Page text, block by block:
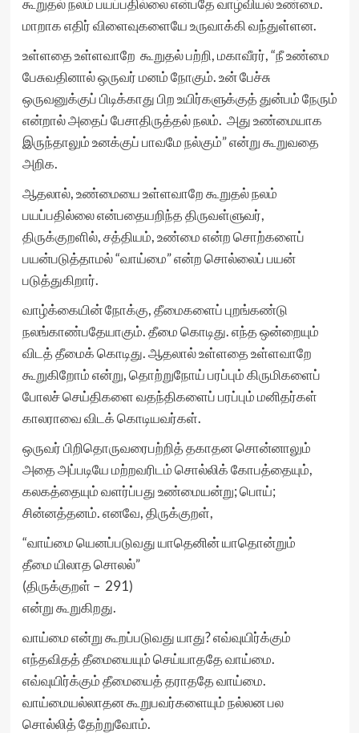
கூறுதல் நலம் பயப்பதில்லை என்பதே வாழ்வியல் உண்மை.
மாறாக எதிர் விளைவுகளையே உருவாக்கி வந்துள்ளன.
உள்ளதை உள்ளவாறே கூறுதல் பற்றி, மகாவீரர், “நீ உண்மை
பேசுவதினால் ஒருவர் மனம் நோகும். உன் பேச்சு
ஒருவனுக்குப் பிடிக்காது பிற உயிர்களுக்குத் துன்பம் நேரும்
என்றால் அதைப் பேசாதிருத்தல் நலம். அது உண்மையாக
இருந்தாலும் உனக்குப் பாவமே நல்கும்” என்று கூறுவதை
அறிக.
ஆதலால், உண்மையை உள்ளவாறே கூறுதல் நலம்
பயப்பதில்லை என்பதையறிந்த திருவள்ளுவர்,
திருக்குறளில், சத்தியம், உண்மை என்ற சொற்களைப்
பயன்படுத்தாமல் “வாய்மை” என்ற சொல்லைப் பயன்
படுத்துகிறார்.
வாழ்க்கையின் நோக்கு, தீமைகளைப் புறங்கண்டு
நலங்காண்பதேயாகும். தீமை கொடிது. எந்த ஒன்றையும்
விடத் தீமைக் கொடிது. ஆதலால் உள்ளதை உள்ளவாறே
கூறுகிறோம் என்று, தொற்றுநோய் பரப்பும் கிருமிகளைப்
போலச் செய்திகளை வதந்திகளைப் பரப்பும் மனிதர்கள்
காலராவை விடக் கொடியவர்கள்.
ஒருவர் பிறிதொருவரைபற்றித் தகாதன சொன்னாலும்
அதை அப்படியே மற்றவரிடம் சொல்லிக் கோபத்தையும்,
கலகத்தையும் வளர்ப்பது உண்மையன்று; பொய்;
சின்னத்தனம். எனவே, திருக்குறள்,
“வாய்மை யெனப்படுவது யாதெனின் யாதொன்றும்
தீமை யிலாத சொலல்”
(திருக்குறள் – 291)
என்று கூறுகிறது.
வாய்மை என்று கூறப்படுவது யாது? எவ்வுயிர்க்கும்
எந்தவிதத் தீமையையும் செய்யாததே வாய்மை.
எவ்வுயிர்க்கும் தீமையைத் தராததே வாய்மை.
வாய்மையல்லாதன கூறுபவர்களையும் நல்லன பல
சொல்லித் தேற்றுவோம்.